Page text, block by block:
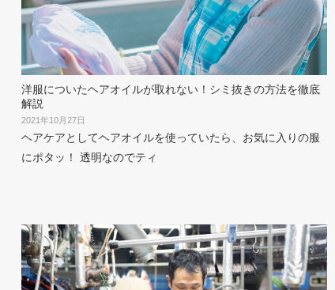
洋服についたヘアオイルが取れない！シミ抜きの方法を徹底
解説
2021年10月27日
ヘアケアとしてヘアオイルを使っていたら、お気に入りの服
にポタッ！ 透明なのでティ